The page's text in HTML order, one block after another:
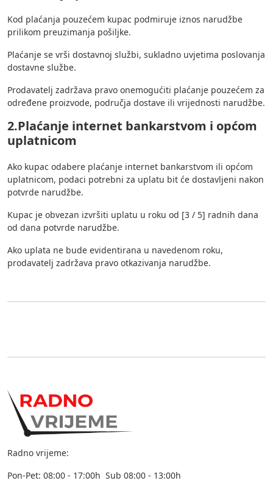
Kod plaćanja pouzećem kupac podmiruje iznos narudžbe
prilikom preuzimanja pošiljke.
Plaćanje se vrši dostavnoj službi, sukladno uvjetima poslovanja
dostavne službe.
Prodavatelj zadržava pravo onemogućiti plaćanje pouzećem za
određene proizvode, područja dostave ili vrijednosti narudžbe.
2.Plaćanje internet bankarstvom i općom
uplatnicom
Ako kupac odabere plaćanje internet bankarstvom ili općom
uplatnicom, podaci potrebni za uplatu bit će dostavljeni nakon
potvrde narudžbe.
Kupac je obvezan izvršiti uplatu u roku od [3 / 5] radnih dana
od dana potvrde narudžbe.
Ako uplata ne bude evidentirana u navedenom roku,
prodavatelj zadržava pravo otkazivanja narudžbe.
Radno vrijeme:
Pon-Pet: 08:00 - 17:00h Sub 08:00 - 13:00h